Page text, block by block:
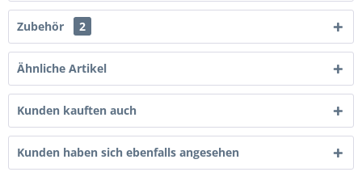
Zubehör 2
Ähnliche Artikel
Kunden kauften auch
Kunden haben sich ebenfalls angesehen